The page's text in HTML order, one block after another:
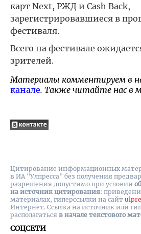
карт Next, РЖД и Cash Back,
зарегистрировавшиеся в
фестиваля.
Всего на фестивале
зрителей.
Материалы комментируем в
канале. Также читайте нас в
СОЦСЕТИ
Цитирование информационных
в ИА "Улпресса" без получения
разрешения допустимо при условии
на источник цитирования:
материалах, гиперссылки на cайт
Интернет. Ссылка на источник или
располагаться в начале текстового